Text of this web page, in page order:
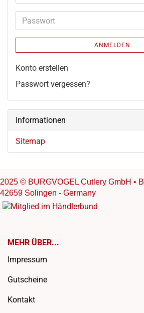
Mail-
Adresse
Passwort
ANMELDEN
Konto erstellen
Passwort vergessen?
Informationen
Sitemap
2025 © BURGVOGEL Cutlery GmbH •
42659 Solingen - Germany
MEHR ÜBER...
Impressum
Gutscheine
Kontakt